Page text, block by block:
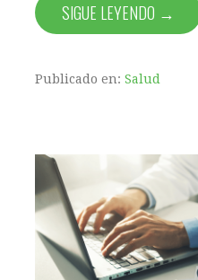
SIGUE LEYENDO →
Publicado en: Salud